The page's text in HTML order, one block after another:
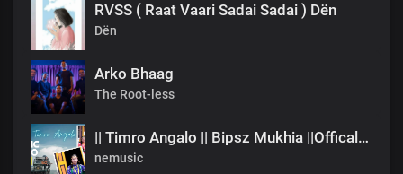
RVSS ( Raat Vaari Sadai Sadai ) Dën
Dën
Arko Bhaag
The Root-less
|| Timro Angalo || Bipsz Mukhia ||Offical Music Video
nemusic